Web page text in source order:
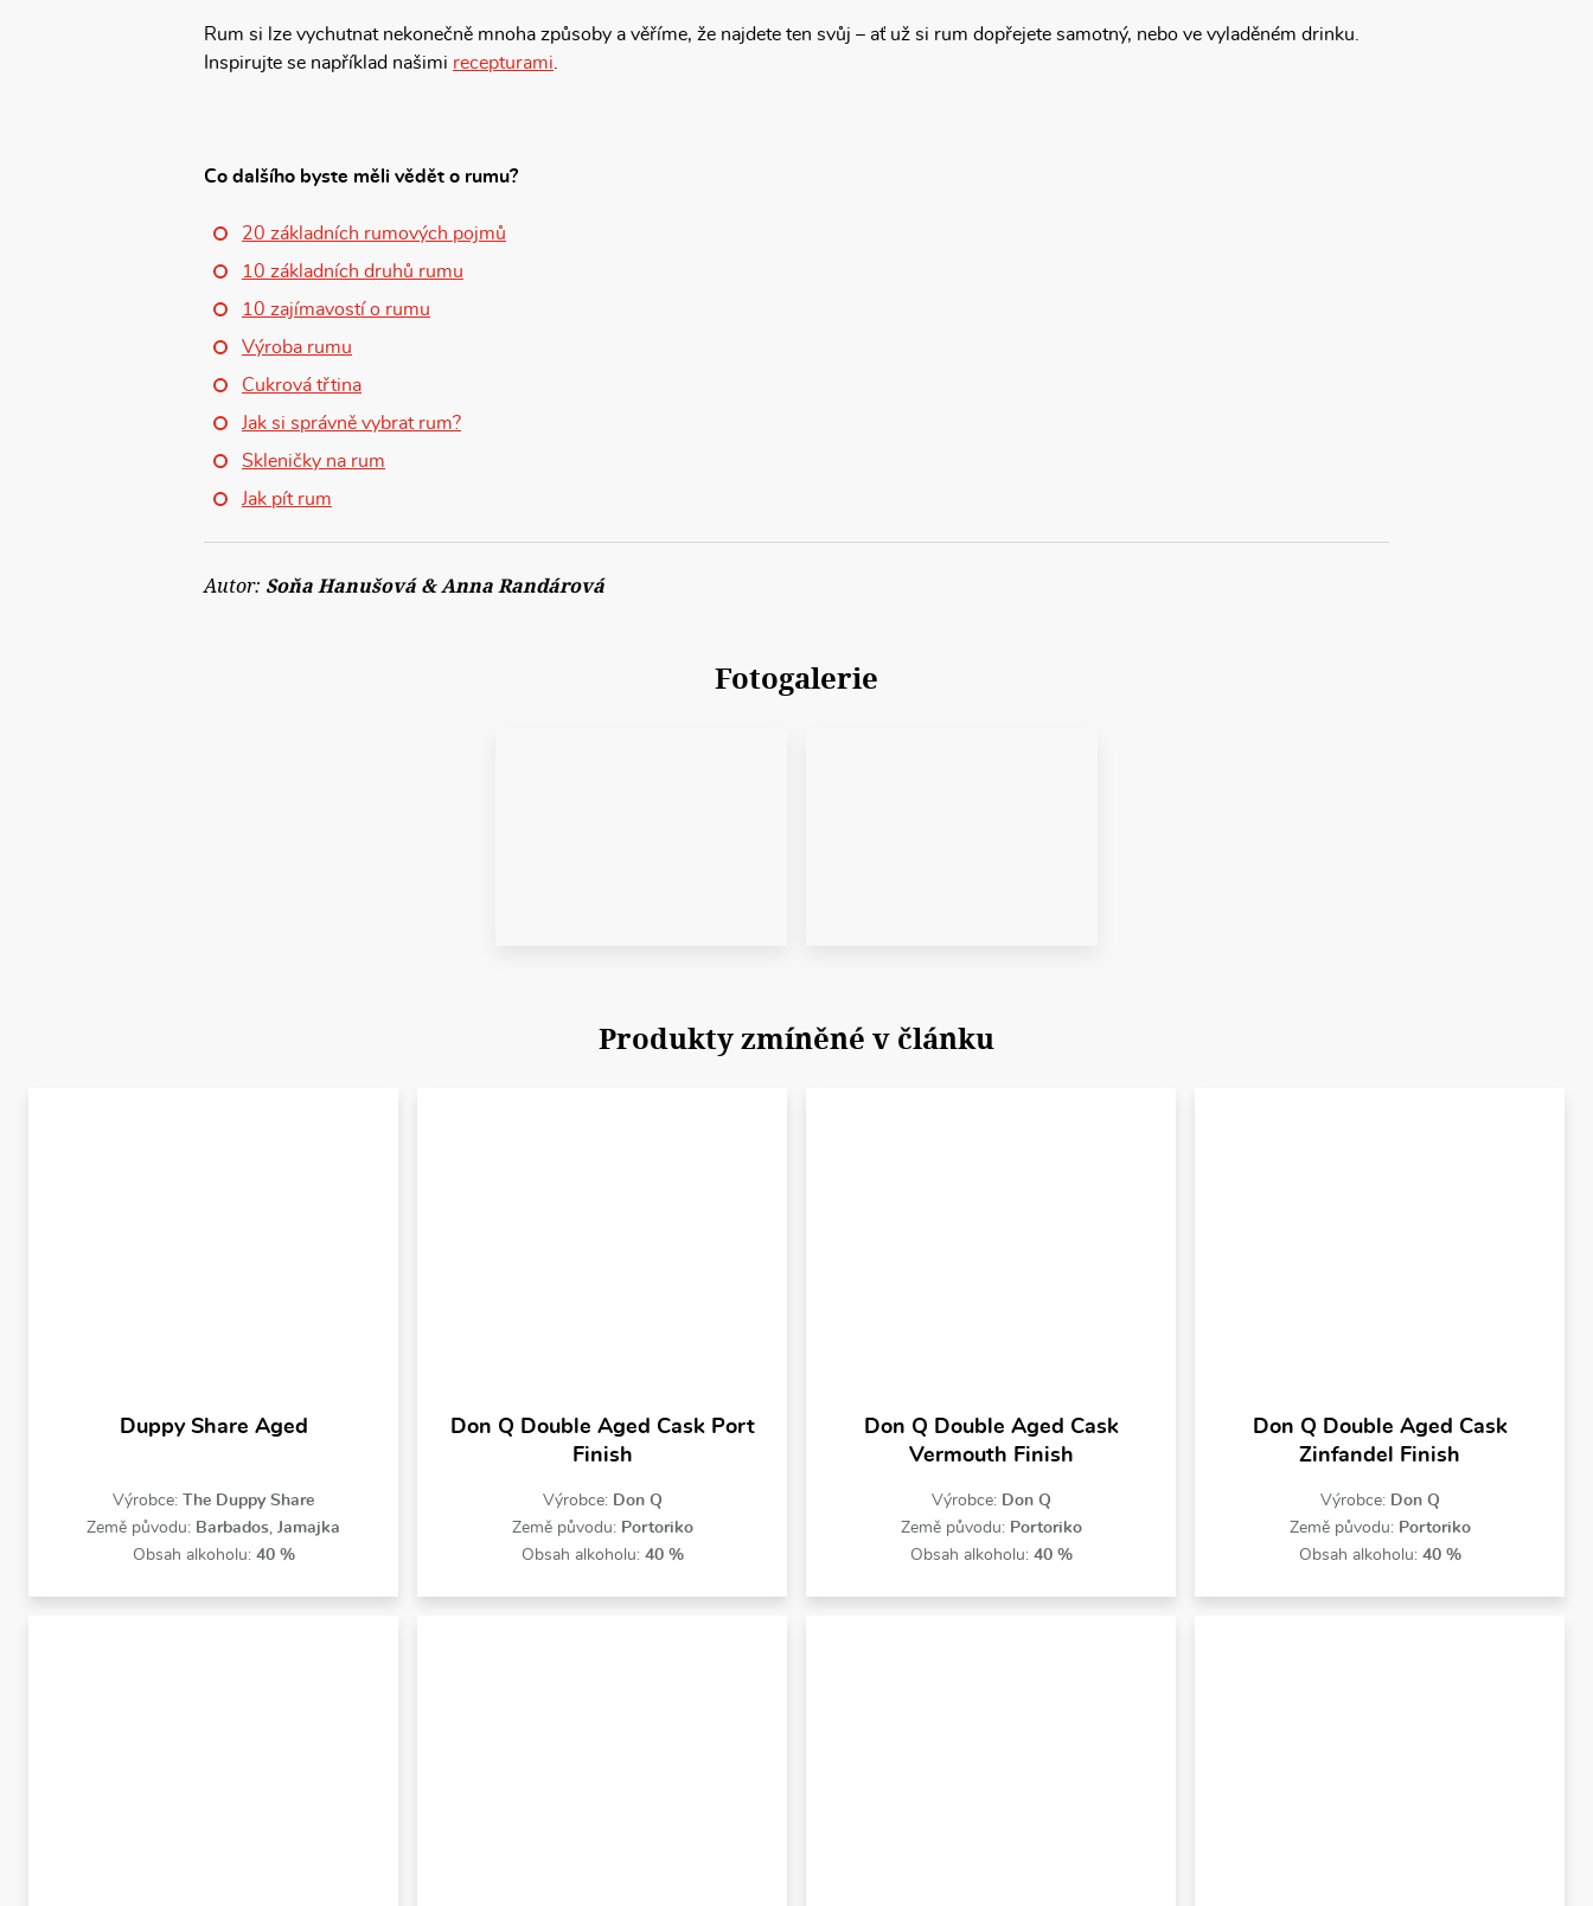
Rum si lze vychutnat nekonečně mnoha způsoby a věříme, že najdete ten svůj – ať už si rum dopřejete samotný, nebo ve vyladěném drinku.
Inspirujte se například našimi recepturami
Co dalšího byste měli vědět o rumu?
20 základních rumových pojmů
10 základních druhů rumu
10 zajímavostí o rumu
Výroba rumu
Cukrová třtina
Jak si správně vybrat rum?
Skleničky na rum
Jak pít rum
Autor: Soňa Hanušová & Anna Randárová
Fotogalerie
Produkty zmíněné v článku
Duppy Share Aged
Výrobce: The Duppy Share
Země původu: Barbados, Jamajka
Obsah alkoholu: 40 %
Don Q Double Aged Cask Port
Finish
Výrobce: Don Q
Země původu: Portoriko
Obsah alkoholu: 40 %
Don Q Double Aged Cask
Vermouth Finish
Výrobce: Don Q
Země původu: Portoriko
Obsah alkoholu: 40 %
Don Q Double Aged Cask
Zinfandel Finish
Výrobce: Don Q
Země původu: Portoriko
Obsah alkoholu: 40 %